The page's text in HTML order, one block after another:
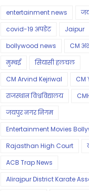
entertainment news
covid-19 अपडेट
Jaipur
bollywood news
CM
मुम्बई
सियासी हलचल
CM Arvind Kejriwal
CM
राजस्थान विश्वविद्यालय
जयपुर नगर निगम
Entertainment Movies
Rajasthan High Court
ACB Trap News
Alirajpur District Karate